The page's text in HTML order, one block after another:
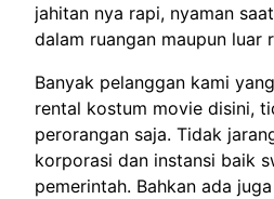
jahitan nya rapi, nyaman
dalam ruangan maupun luar
Banyak pelanggan kami
rental kostum movie disini,
perorangan saja. Tidak
korporasi dan instansi baik
pemerintah. Bahkan ada